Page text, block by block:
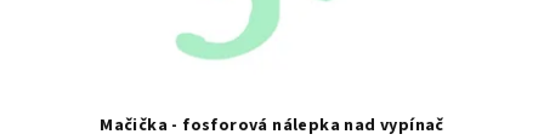
Mačička - fosforová nálepka nad vypínač